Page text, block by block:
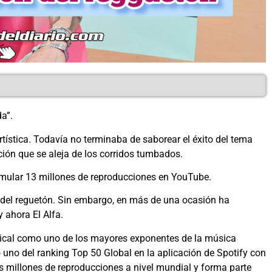
Todavía no terminaba de saborear el éxito del tema
que se aleja de los corridos tumbados.
13 millones de reproducciones en YouTube.
reguetón. Sin embargo, en más de una ocasión ha
ahora El Alfa.
como uno de los mayores exponentes de la música
del ranking Top 50 Global en la aplicación de Spotify con
millones de reproducciones a nivel mundial y forma parte